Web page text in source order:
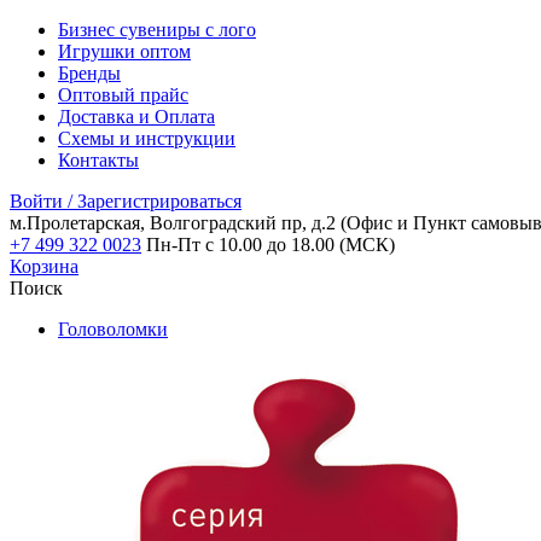
Бизнес сувениры с лого
Игрушки оптом
Бренды
Оптовый прайс
Доставка и Оплата
Схемы и инструкции
Контакты
Войти / Зарегистрироваться
м.Пролетарская, Волгоградский пр, д.2 (Офис и Пункт
+7 499 322 0023 Пн-Пт с 10.00 до 18.00 (МСК)
Корзина
Поиск
Головоломки